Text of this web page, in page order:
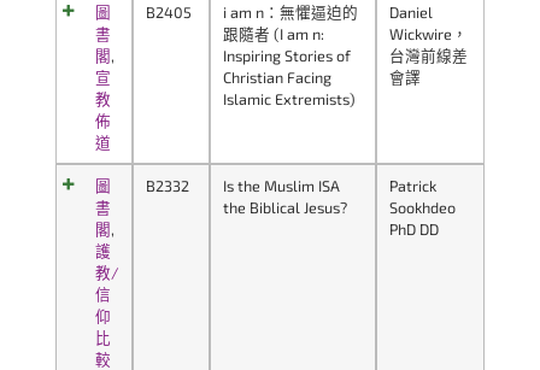
圖
書
閣,
宣
教
佈
道
B2405
i am n：無懼逼迫的
跟隨者 (I am n:
Inspiring Stories of
Christian Facing
Islamic Extremists)
Daniel
Wickwire，
台灣前線差
會譯
圖
書
閣,
護
教/
信
仰
比
較
B2332
Is the Muslim ISA
the Biblical Jesus?
Patrick
Sookhdeo
PhD DD